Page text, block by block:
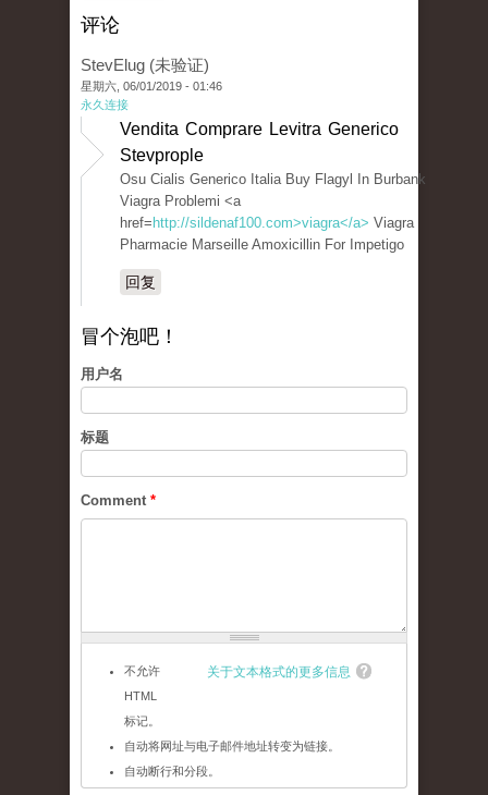
评论
StevElug (未验证)
星期六, 06/01/2019 - 01:46
永久连接
Vendita Comprare Levitra Generico
Stevprople
Osu Cialis Generico Italia Buy Flagyl In Burbank
Viagra Problemi <a
href= http://sildenaf100.com>viagra</a> Viagra
Pharmacie Marseille Amoxicillin For Impetigo
回复
冒个泡吧！
用户名
标题
Comment *
关于文本格式的更多信息
不允许
HTML
标记。
自动将网址与电子邮件地址转变为链接。
自动断行和分段。